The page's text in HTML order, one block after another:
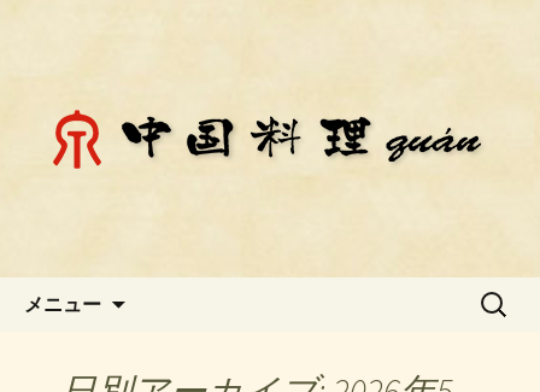
「チェン」のお知らせ
メニュー
検